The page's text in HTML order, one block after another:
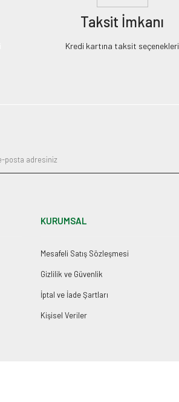
Taksit İmkanı
Kredi kartına taksit seçenekleri
KURUMSAL
Mesafeli Satış Sözleşmesi
Gizlilik ve Güvenlik
İptal ve İade Şartları
Kişisel Veriler